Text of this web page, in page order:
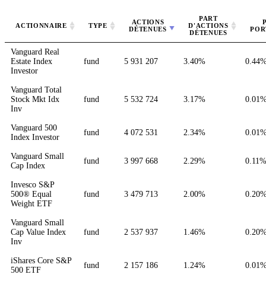
ACTIONNAIRE TYPE
ACTIONS
DÉTENUES
PART
D'ACTIONS
DÉTENUES
Vanguard Real
Estate Index
Investor
fund 5 931 207 3.40%
Vanguard Total
Stock Mkt Idx
Inv
fund 5 532 724 3.17%
Vanguard 500
Index Investor
fund 4 072 531 2.34%
Vanguard Small
Cap Index
fund 3 997 668 2.29% 0.11%
Invesco S&P
500® Equal
Weight ETF
fund 3 479 713 2.00%
Vanguard Small
Cap Value Index
Inv
fund 2 537 937 1.46%
iShares Core S&P
500 ETF
fund 2 157 186 1.24%